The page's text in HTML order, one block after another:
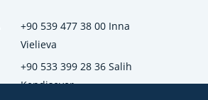
+90 539 477 38 00 Inna
Vielieva
+90 533 399 28 36 Salih
Kendisever